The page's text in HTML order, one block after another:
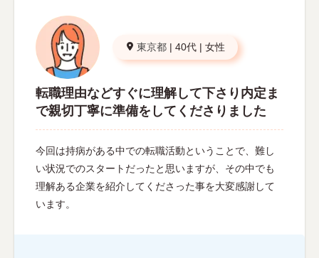
東京都 | 40代 | 女性
転職理由などすぐに理解して下さり内定ま
で親切丁寧に準備をしてくださりました
今回は持病がある中での転職活動ということで、難し
い状況でのスタートだったと思いますが、その中でも
理解ある企業を紹介してくださった事を大変感謝して
います。